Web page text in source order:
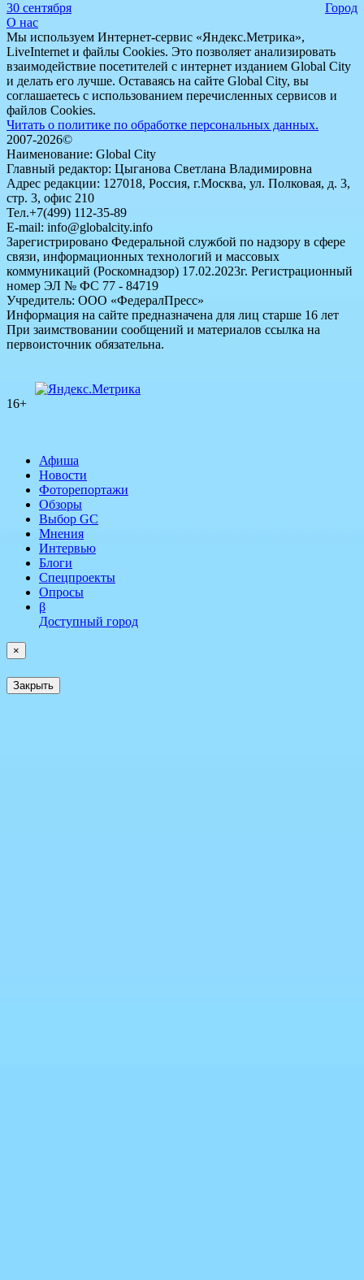
30 сентября
Город
О нас
Мы используем Интернет-сервис «Яндекс.Метрика»,
LiveInternet и файлы Cookies. Это позволяет анализировать
взаимодействие посетителей с интернет изданием Global City
и делать его лучше. Оставаясь на сайте Global City, вы
соглашаетесь с использованием перечисленных сервисов и
файлов Cookies.
Читать о политике по обработке персональных данных.
2007-2026©
Наименование: Global City
Главный редактор: Цыганова Светлана Владимировна
Адрес редакции: 127018, Россия, г.Москва, ул. Полковая, д. 3,
стр. 3, офис 210
Тел.+7(499) 112-35-89
E-mail: info@globalcity.info
Зарегистрировано Федеральной службой по надзору в сфере
связи, информационных технологий и массовых
коммуникаций (Роскомнадзор) 17.02.2023г. Регистрационный
номер ЭЛ № ФС 77 - 84719
Учредитель: ООО «ФедералПресс»
Информация на сайте предназначена для лиц старше 16 лет
При заимствовании сообщений и материалов ссылка на
первоисточник обязательна.
16+
Афиша
Новости
Фоторепортажи
Обзоры
Выбор GC
Мнения
Интервью
Блоги
Спецпроекты
Опросы
β
Доступный город
×
Закрыть